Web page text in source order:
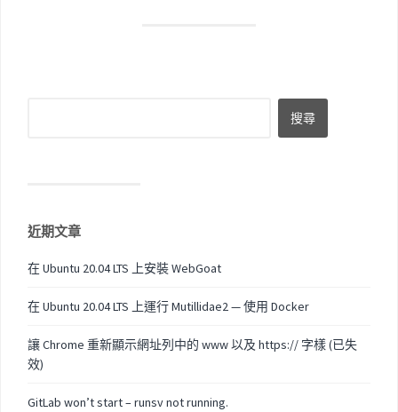
近期文章
在 Ubuntu 20.04 LTS 上安裝 WebGoat
在 Ubuntu 20.04 LTS 上運行 Mutillidae2 — 使用 Docker
讓 Chrome 重新顯示網址列中的 www 以及 https:// 字樣 (已失
效)
GitLab won’t start – runsv not running.